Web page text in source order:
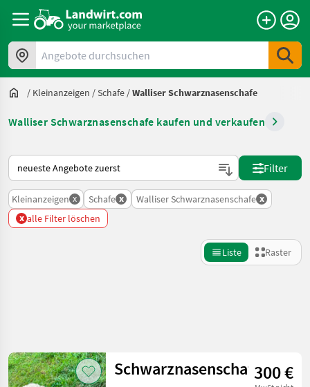
Angebote durchsuchen
/ Kleinanzeigen /Schafe /Walliser Schwarznasenschafe
Walliser Schwarznasenschafe kaufen und verkaufen
So wird auf Landwirt.com sortiert
Filter
Kleinanzeigen x Schafe x Walliser Schwarznasenschafe x
x alle Filter löschen
Liste Raster
Kategorie 4 Land Filter
Schwarznasenschaf 300 €